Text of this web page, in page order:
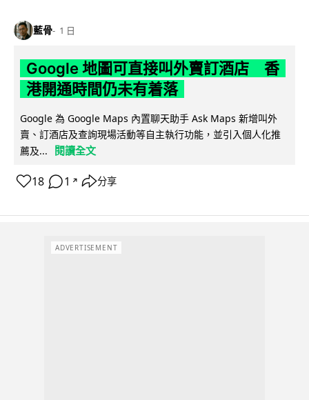
藍骨 1 日
Google 地圖可直接叫外賣訂酒店 香
港開通時間仍未有着落
Google 為 Google Maps 內置聊天助手 Ask Maps 新增叫外
賣、訂酒店及查詢現場活動等自主執行功能，並引入個人化推
薦及...
閱讀全文
18 1 ↗ 分享
ADVERTISEMENT